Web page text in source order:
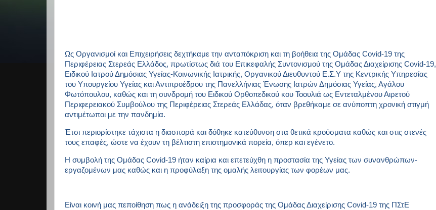
Ως Οργανισμοί και Επιχειρήσεις δεχτήκαμε την ανταπόκριση και τη βοήθεια της Ομάδας Covid-19 της
Περιφέρειας Στερεάς Ελλάδoς, πρωτίστως διά του Επικεφαλής Συντονισμού της Ομάδας Διαχείρισης Covid-19,
Ειδικού Ιατρού Δημόσιας Υγείας-Κοινωνικής Ιατρικής, Οργανικού Διευθυντού Ε.Σ.Υ της Κεντρικής Υπηρεσίας
του Υπουργείου Υγείας και Αντιπροέδρου της Πανελλήνιας Ένωσης Ιατρών Δημόσιας Υγείας, Αγάλου
Φωτόπουλου, καθώς και τη συνδρομή του Ειδικού Ορθοπεδικού κου Τοουλιά ως Εντεταλμένου Αιρετού
Περιφερειακού Συμβούλου της Περιφέρειας Στερεάς Ελλάδας, όταν βρεθήκαμε σε ανύποπτη χρονική στιγμή
αντιμέτωποι με την πανδημία.
Έτσι περιορίστηκε τάχιστα η διασπορά και δόθηκε κατεύθυνση στα θετικά κρούσματα καθώς και στις στενές
τους επαφές, ώστε να έχουν τη βέλτιστη επιστημονικά πορεία, όπερ και εγένετο.
Η συμβολή της Ομάδας Covid-19 ήταν καίρια και επετεύχθη η προστασία της Υγείας των συνανθρώπων-
εργαζομένων μας καθώς και η προφύλαξη της ομαλής λειτουργίας των φορέων μας.
Είναι κοινή μας πεποίθηση πως η ανάδειξη της προσφοράς της Ομάδας Διαχείρισης Covid-19 της ΠΣτΕ